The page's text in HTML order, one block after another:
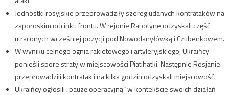
Jednostki rosyjskie przeprowadziły szereg udanych kontrataków na
zaporoskim odcinku frontu. W rejonie Rabotyne odzyskali część
utraconych wcześniej pozycji pod Nowodanyłówką i Czubenkowem.
W wyniku celnego ognia rakietowego i artyleryjskiego, Ukraińcy
ponieśli spore straty w miejscowości Piatihatki. Następnie Rosjanie
przeprowadzili kontratak i na kilka godzin odzyskali miejscowość.
Ukraińcy ogłosili „pauzę operacyjną” w kontekście swoich działań